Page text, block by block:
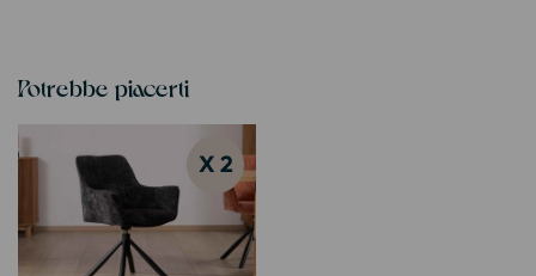
Potrebbe piacerti
X 2